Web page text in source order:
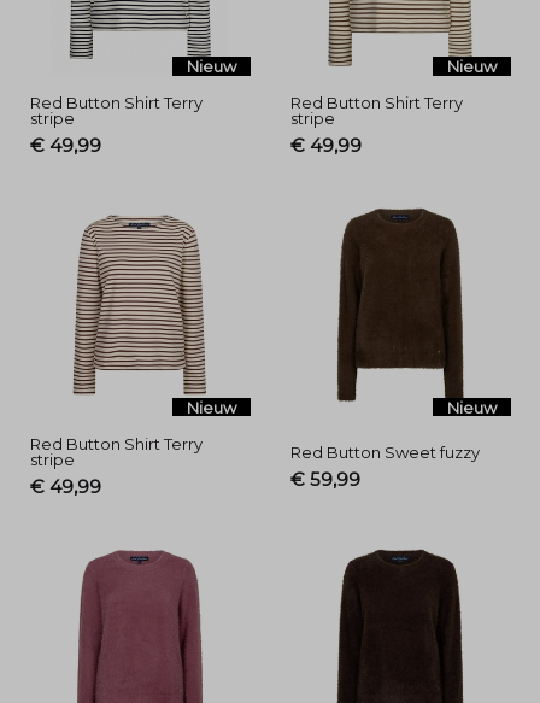
Nieuw
Red Button Shirt Terry
stripe
€ 49,99
Nieuw
Red Button Shirt Terry
stripe
€ 49,99
Nieuw
Red Button Shirt Terry
stripe
€ 49,99
Nieuw
Red Button Sweet fuzzy
€ 59,99